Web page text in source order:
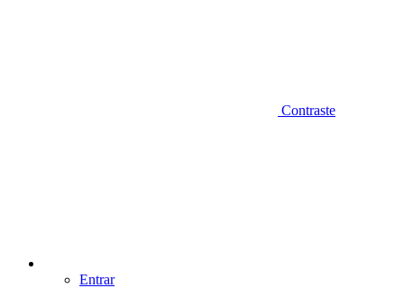
Contraste
Entrar